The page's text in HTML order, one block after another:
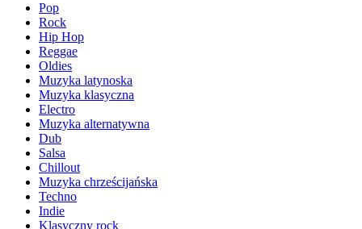
Pop
Rock
Hip Hop
Reggae
Oldies
Muzyka latynoska
Muzyka klasyczna
Electro
Muzyka alternatywna
Dub
Salsa
Chillout
Muzyka chrześcijańska
Techno
Indie
Klasyczny rock